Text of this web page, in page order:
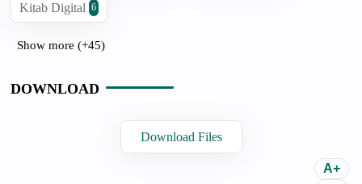
Kitab Digital 6
Show more (+45)
DOWNLOAD
Download Files